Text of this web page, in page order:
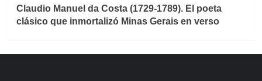
Claudio Manuel da Costa (1729-1789). El poeta
clásico que inmortalizó Minas Gerais en verso